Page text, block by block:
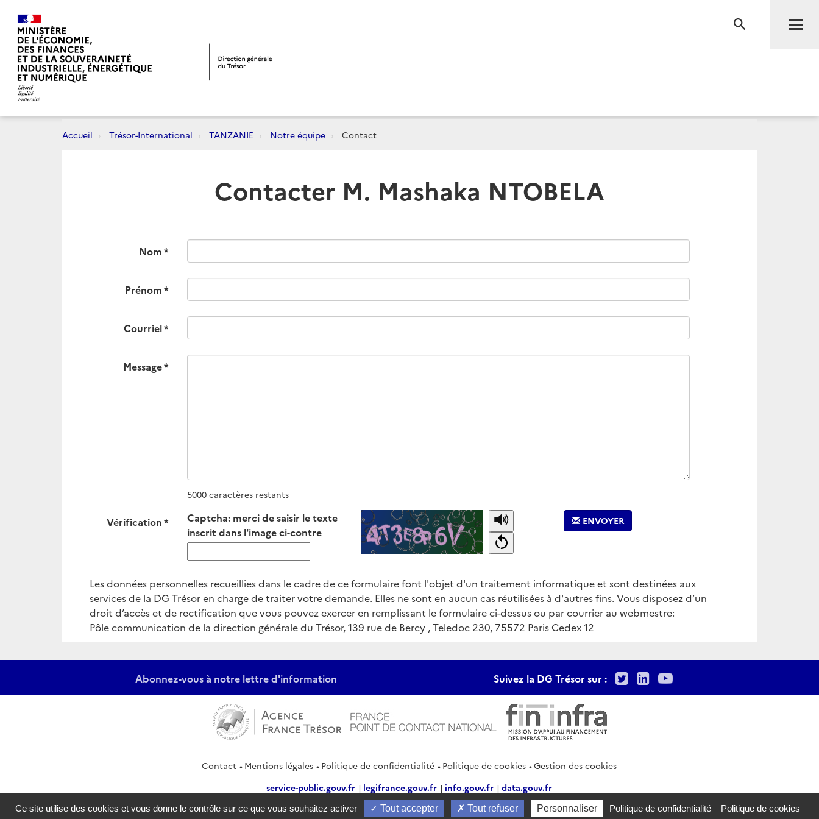
RECHERCHE
Accueil Trésor-International TANZANIE Notre équipe Contact
Contacter M. Mashaka NTOBELA
Nom
Prénom
Courriel
Message
5000 caractères restants
Vérification
Captcha: merci de saisir le texte
inscrit dans l'image ci-contre
ENVOYER
Les données personnelles recueillies dans le cadre de ce formulaire font l'objet d'un traitement informatique et sont destinées aux
services de la DG Trésor en charge de traiter votre demande. Elles ne sont en aucun cas réutilisées à d'autres fins. Vous disposez d’un
droit d’accès et de rectification que vous pouvez exercer en remplissant le formulaire ci-dessus ou par courrier au webmestre:
Pôle communication de la direction générale du Trésor, 139 rue de Bercy , Teledoc 230, 75572 Paris Cedex 12
Abonnez-vous à notre lettre d'information Suivez la DG Trésor sur : TwitterLinkedIn
Youtube
Contact Mentions légales Politique de confidentialité Politique de cookies
Gestion des cookies
service-public.gouv.fr
legifrance.gouv.fr info.gouv.fr
data.gouv.fr
2026 Direction générale du Trésor
Ce site utilise des cookies et vous donne le contrôle sur ce que vous souhaitez activer Tout accepter Tout refuser Personnaliser Politique de confidentialité Politique de cookies